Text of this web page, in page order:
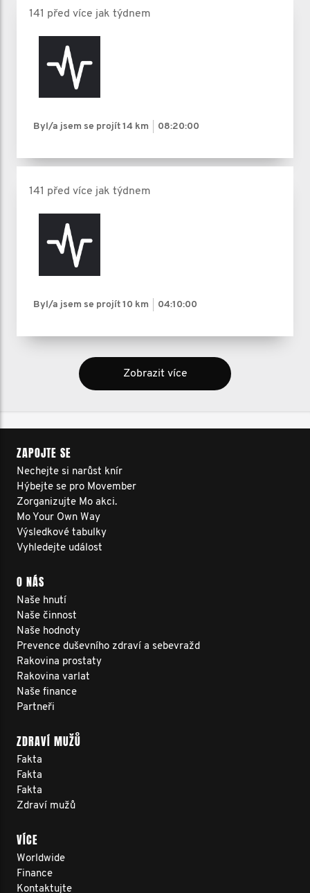
141 před více jak týdnem
Byl/a jsem se projít 14 km 08:20:00
141 před více jak týdnem
Byl/a jsem se projít 10 km 04:10:00
Zobrazit více
ZAPOJTE SE
Nechejte si narůst knír
Hýbejte se pro Movember
Zorganizujte Mo akci.
Mo Your Own Way
Výsledkové tabulky
Vyhledejte událost
O NÁS
Naše hnutí
Naše činnost
Naše hodnoty
Prevence duševního zdraví a sebevražd
Rakovina prostaty
Rakovina varlat
Naše finance
Partneři
ZDRAVÍ MUŽŮ
Fakta
Fakta
Fakta
Zdraví mužů
VÍCE
Worldwide
Finance
Kontaktujte